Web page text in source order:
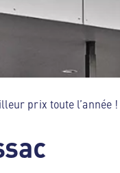
prix toute l’année !